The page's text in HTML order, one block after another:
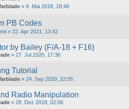
» 9. Mai 2018, 18:48
PB Codes
» 22. Apr 2021, 13:42
by Bailey (F/A-18 + F16)
» 27. Jul 2020, 17:36
Tutorial
» 24. Sep 2020, 22:05
Radio Manipulation
» 28. Dez 2018, 02:06